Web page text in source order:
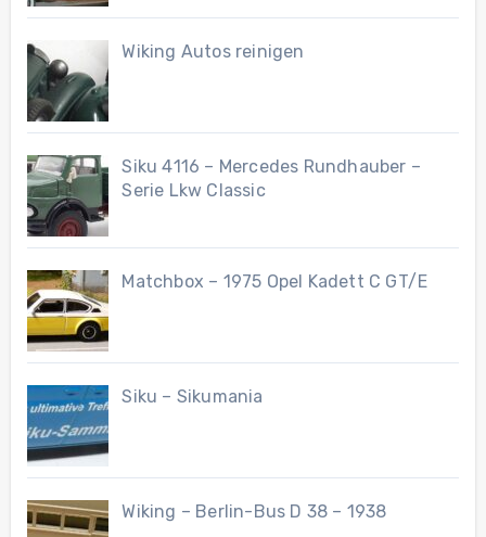
Wiking Autos reinigen
Siku 4116 – Mercedes Rundhauber –
Serie Lkw Classic
Matchbox – 1975 Opel Kadett C GT/E
Siku – Sikumania
Wiking – Berlin-Bus D 38 – 1938